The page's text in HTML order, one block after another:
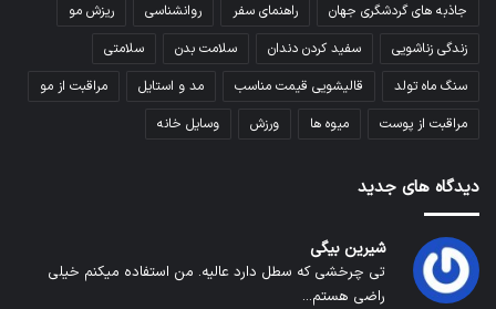
جاذبه های گردشگری جهان
راهنمای سفر روانشناسی
ریزش مو
زندگی زناشویی
سفید کردن دندان سلامت بدن
سلامتی
سنگ ماه تولد
قالیشویی قیمت مناسب مد و استایل
مراقبت از مو
مراقبت از پوست
میوه ها ورزش وسایل خانه
دیدگاه های جدید
شیرین بیگی
تی چرخشی که سطل دارد عالیه. من استفاده میکنم خیلی
راضی هستم...